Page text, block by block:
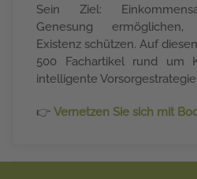
Sein Ziel:
Genesung
Existenz schützen. Auf
500 Fachartikel rund um
intelligente
👉 Vernetzen Sie sich mit